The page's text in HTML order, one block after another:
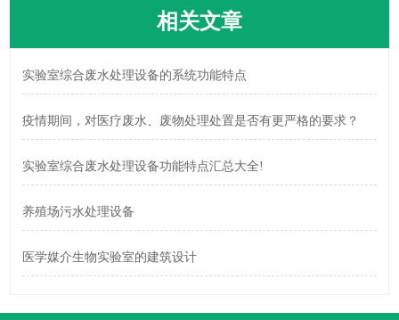
相关文章
实验室综合废水处理设备的系统功能特点
疫情期间，对医疗废水、废物处理处置是否有更严格的要求？
实验室综合废水处理设备功能特点汇总大全!
养殖场污水处理设备
医学媒介生物实验室的建筑设计